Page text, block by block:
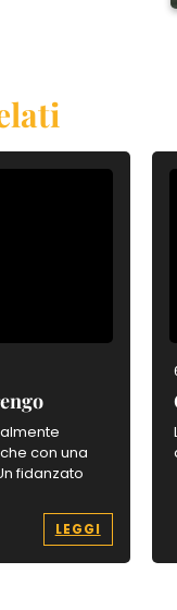
con una
fidanzato
LEGGI